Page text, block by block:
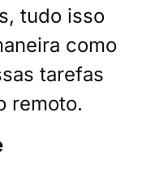
tudo isso
como
tarefas
remoto.